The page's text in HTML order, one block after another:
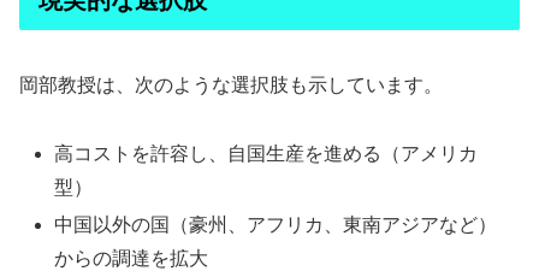
岡部教授は、次のような選択肢も示しています。
高コストを許容し、自国生産を進める（アメリカ
型）
中国以外の国（豪州、アフリカ、東南アジアなど）
からの調達を拡大